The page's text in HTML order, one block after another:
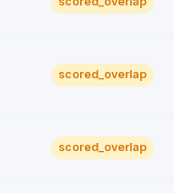
scored_overlap
scored_overlap